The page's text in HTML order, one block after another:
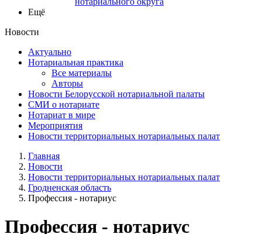
Ещё
Новости
Актуально
Нотариальная практика
Все материалы
Авторы
Новости Белорусской нотариальной палаты
СМИ о нотариате
Нотариат в мире
Мероприятия
Новости территориальных нотариальных палат
Главная
Новости
Новости территориальных нотариальных палат
Гродненская область
Профессия - нотариус
Профессия - нотариус